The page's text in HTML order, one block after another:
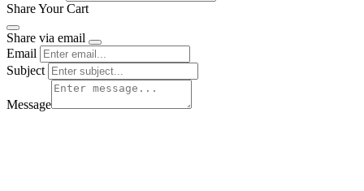
Share Your Cart
Share via email
Email
Subject
Message